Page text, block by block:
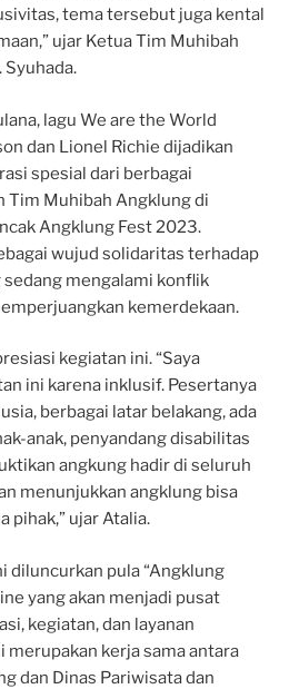
tema tersebut juga kental
ujar Ketua Tim Muhibah
lagu We are the World
dan Lionel Richie dijadikan
spesial dari berbagai
Tim Muhibah Angklung di
Angklung Fest 2023.
wujud solidaritas terhadap
sedang mengalami konflik
kemerdekaan.
kegiatan ini. “Saya
ini karena inklusif. Pesertanya
berbagai latar belakang, ada
anak, penyandang disabilitas
angkung hadir di seluruh
menunjukkan angklung bisa
pihak,” ujar Atalia.
diluncurkan pula “Angklung
yang akan menjadi pusat
kegiatan, dan layanan
kerja sama antara
dan Dinas Pariwisata dan